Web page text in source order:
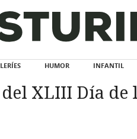
HUMOR INFANTIL
XLIII Día de